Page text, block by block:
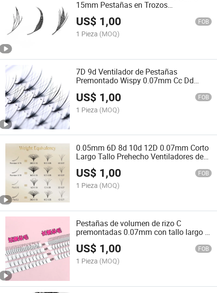
15mm Pestañas en Trozos
Premontadas Anime
US$ 1,00 FOB
1 Pieza (MOQ)
7D 9d Ventilador de Pestañas
Premontado Wispy 0.07mm Cc Dd
US$ 1,00 FOB
1 Pieza (MOQ)
0.05mm 6D 8d 10d 12D 0.07mm Corto
Largo Tallo Prehecho Ventiladores de
Volumen
US$ 1,00 FOB
1 Pieza (MOQ)
Pestañas de volumen de rizo C
premontadas 0.07mm con tallo largo y
tallo corto 6D
US$ 1,00 FOB
1 Pieza (MOQ)